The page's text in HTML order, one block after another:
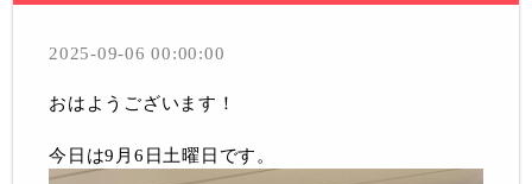
2025-09-06 00:00:00
おはようございます！
今日は9月6日土曜日です。